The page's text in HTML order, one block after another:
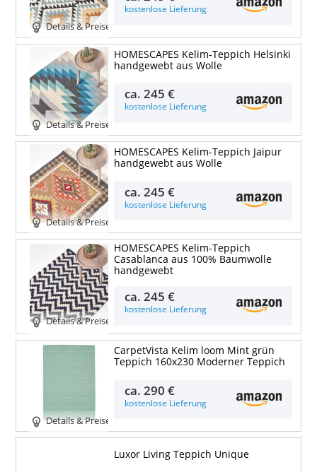
Details & Preise
kostenlose Lieferung
Details & Preise
HOMESCAPES Kelim-Teppich Helsinki
handgewebt aus Wolle
ca.245 €
kostenlose Lieferung
Details & Preise
HOMESCAPES Kelim-Teppich Jaipur
handgewebt aus Wolle
ca.245 €
kostenlose Lieferung
Details & Preise
HOMESCAPES Kelim-Teppich
Casablanca aus 100% Baumwolle
handgewebt
ca.245 €
kostenlose Lieferung
Details & Preise
CarpetVista Kelim loom Mint grün
Teppich 160x230 Moderner Teppich
ca.290 €
kostenlose Lieferung
Luxor Living Teppich Unique